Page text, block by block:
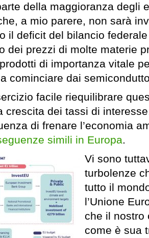
della maggioranza degli
a mio parere, non sarà
il deficit del bilancio
dei prezzi di molte materie
di importanza vitale
cominciare dai
facile riequilibrare
crescita dei tassi di
di frenare l’economia
simili in Europa.
Vi sono
turbolenze
tutto il
l’Unione
che il nostro
come è sua